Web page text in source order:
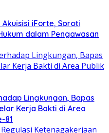
Akuisisi iForte, Soroti
dalam Pengawasan
Lingkungan, Bapas
Kerja Bakti di Area
81